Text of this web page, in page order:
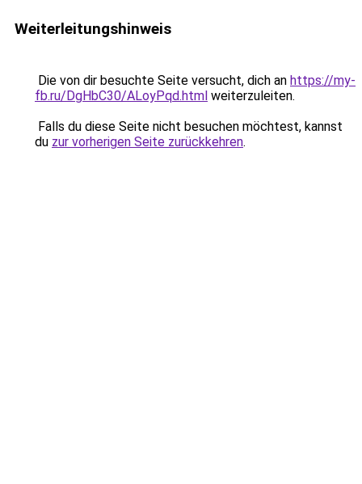
Weiterleitungshinweis
Die von dir besuchte Seite versucht, dich an https://my-
fb.ru/DgHbC30/ALoyPqd.html weiterzuleiten.
Falls du diese Seite nicht besuchen möchtest, kannst
du zur vorherigen Seite zurückkehren.